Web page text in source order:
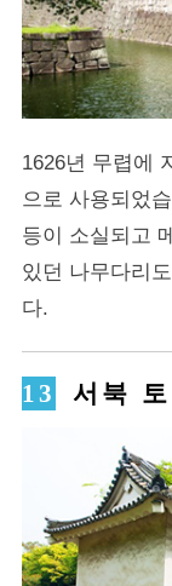
1626년 무렵에
으로 사용되었
등이 소실되고
있던 나무다리
다.
서북